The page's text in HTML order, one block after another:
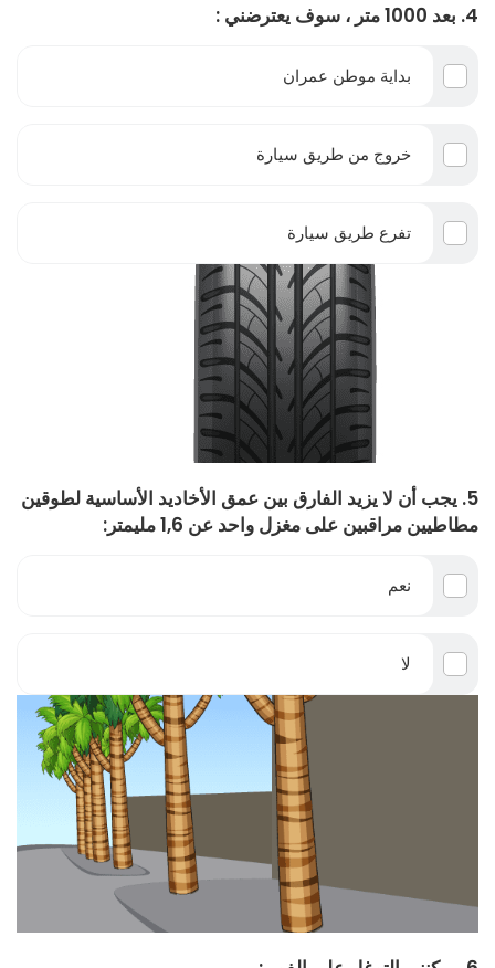
4. بعد 1000 متر ، سوف يعترضني :
بداية موطن عمران
خروج من طريق سيارة
تفرع طريق سيارة
5. يجب أن لا يزيد الفارق بين عمق الأخاديد الأساسية لطوقين
مطاطيين مراقبين على مغزل واحد عن 1,6 مليمتر:
نعم
لا